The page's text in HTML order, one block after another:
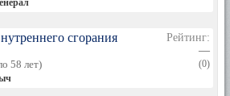
заладилось. И вот после двух
и был зачислен на курс И.М.
окончил в 1984 году.
сгорания
58 лет)
Рейтинг:
—
(0)